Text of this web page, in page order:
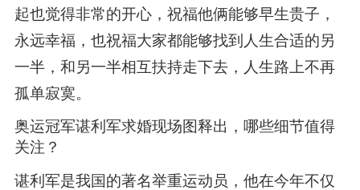
起也觉得非常的开心，祝福他俩能够早生贵子，
永远幸福，也祝福大家都能够找到人生合适的另
一半，和另一半相互扶持走下去，人生路上不再
孤单寂寞。
奥运冠军谌利军求婚现场图释出，哪些细节值得
关注？
谌利军是我国的著名举重运动员，他在今年不仅